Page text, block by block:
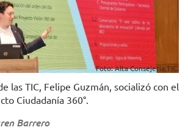
Foto: Alta Consejería TIC.
las TIC, Felipe Guzmán, socializó con el
Ciudadanía 360°.
Barrero